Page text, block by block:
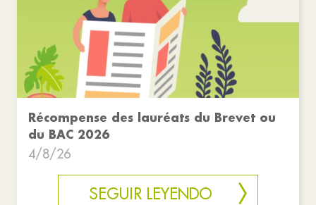
Récompense des lauréats du Brevet ou
du BAC 2026
4/8/26
SEGUIR LEYENDO